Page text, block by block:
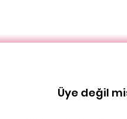
Üye değil